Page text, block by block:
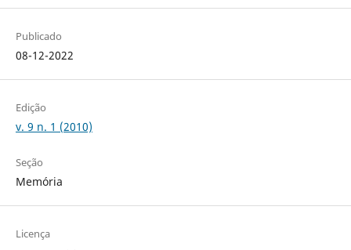
Publicado
08-12-2022
Edição
v. 9 n. 1 (2010)
Seção
Memória
Licença